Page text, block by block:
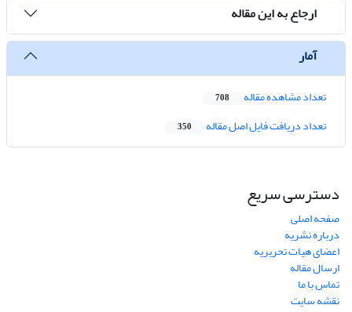
ارجاع به این مقاله
آمار
تعداد مشاهده مقاله 708
تعداد دریافت فایل اصل مقاله 350
دسترسی سریع
صفحه اصلی
درباره نشریه
اعضای هیات تحریریه
ارسال مقاله
تماس با ما
نقشه سایت